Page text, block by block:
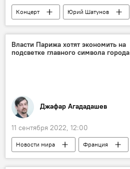
Концерт
Юрий Шатунов
Азербайджан
Власти Парижа хотят экономить на
подсветке главного символа города
Джафар Агададашев
11 сентября 2022, 12:00
Новости мира
Франция
Эйфелева башня
Экономия